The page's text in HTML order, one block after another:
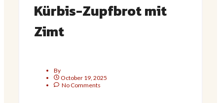
Kürbis-Zupfbrot mit
Zimt
By
October 19, 2025
No Comments